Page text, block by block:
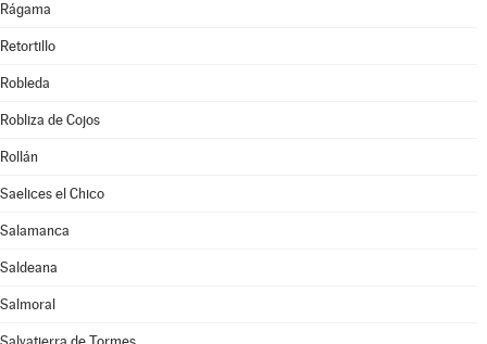
Rágama
Retortillo
Robleda
Robliza de Cojos
Rollán
Saelices el Chico
Salamanca
Saldeana
Salmoral